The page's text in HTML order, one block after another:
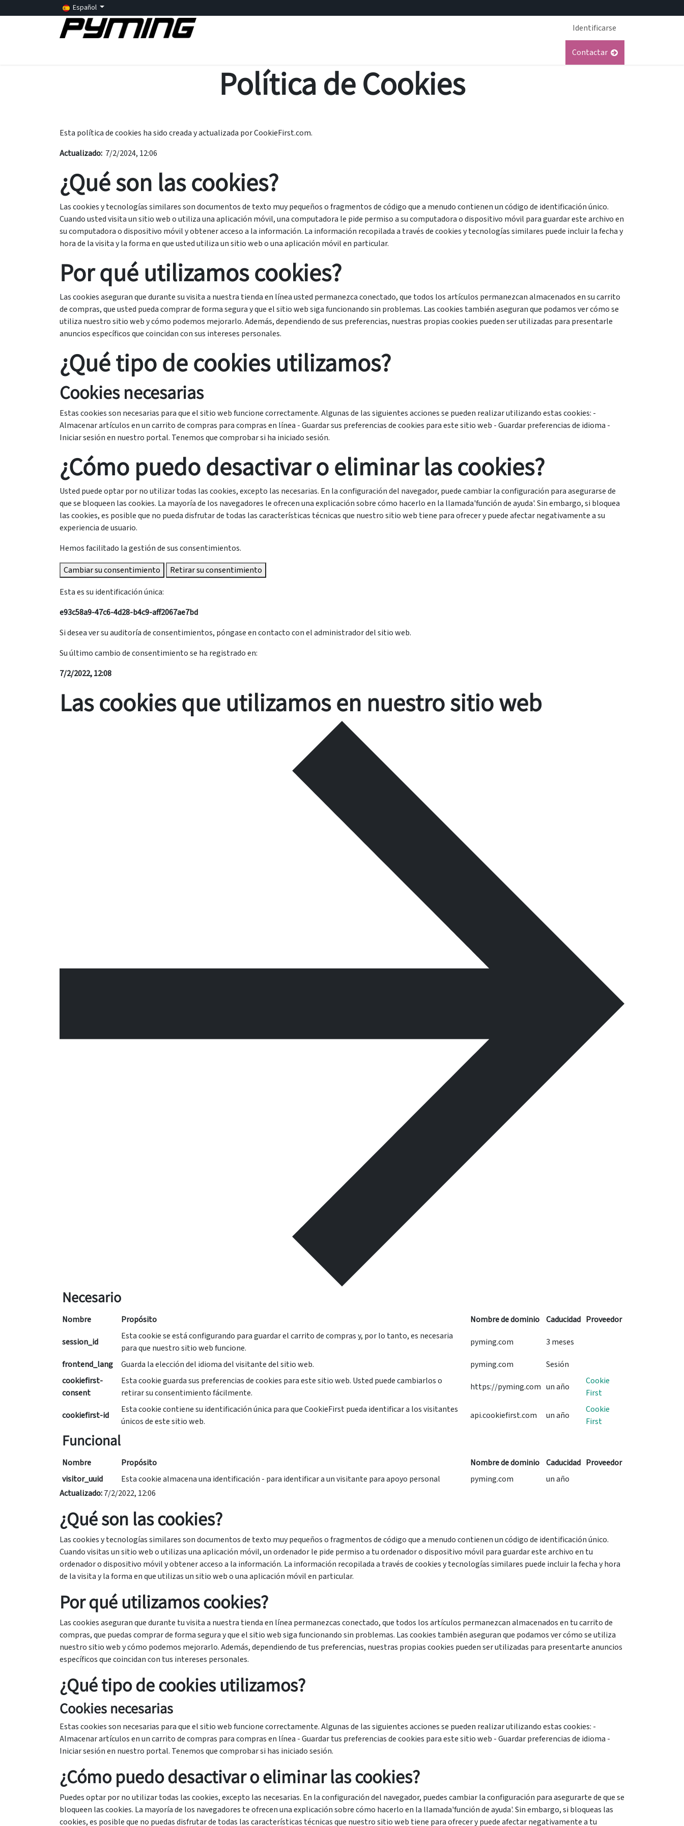
Español
Identificarse
Contactar
Política de Cookies
Esta política de cookies ha sido creada y actualizada por CookieFirst.com.
Actualizado: 7/2/2024, 12:06
¿Qué son las cookies?
Las cookies y tecnologías similares son documentos de texto muy pequeños o fragmentos de código que a menudo contienen un código de identificación único.
Cuando usted visita un sitio web o utiliza una aplicación móvil, una computadora le pide permiso a su computadora o dispositivo móvil para guardar este archivo en
su computadora o dispositivo móvil y obtener acceso a la información. La información recopilada a través de cookies y tecnologías similares puede incluir la fecha y
hora de la visita y la forma en que usted utiliza un sitio web o una aplicación móvil en particular.
Por qué utilizamos cookies?
Las cookies aseguran que durante su visita a nuestra tienda en línea usted permanezca conectado, que todos los artículos permanezcan almacenados en su carrito
de compras, que usted pueda comprar de forma segura y que el sitio web siga funcionando sin problemas. Las cookies también aseguran que podamos ver cómo se
utiliza nuestro sitio web y cómo podemos mejorarlo. Además, dependiendo de sus preferencias, nuestras propias cookies pueden ser utilizadas para presentarle
anuncios específicos que coincidan con sus intereses personales.
¿Qué tipo de cookies utilizamos?
Cookies necesarias
Estas cookies son necesarias para que el sitio web funcione correctamente. Algunas de las siguientes acciones se pueden realizar utilizando estas cookies: -
Almacenar artículos en un carrito de compras para compras en línea - Guardar sus preferencias de cookies para este sitio web - Guardar preferencias de idioma -
Iniciar sesión en nuestro portal. Tenemos que comprobar si ha iniciado sesión.
¿Cómo puedo desactivar o eliminar las cookies?
Usted puede optar por no utilizar todas las cookies, excepto las necesarias. En la configuración del navegador, puede cambiar la configuración para asegurarse de
que se bloqueen las cookies. La mayoría de los navegadores le ofrecen una explicación sobre cómo hacerlo en la llamada'función de ayuda'. Sin embargo, si bloquea
las cookies, es posible que no pueda disfrutar de todas las características técnicas que nuestro sitio web tiene para ofrecer y puede afectar negativamente a su
experiencia de usuario.
Hemos facilitado la gestión de sus consentimientos.
Cambiar su consentimiento
Retirar su consentimiento
Esta es su identificación única:
e93c58a9-47c6-4d28-b4c9-aff2067ae7bd
Si desea ver su auditoría de consentimientos, póngase en contacto con el administrador del sitio web.
Su último cambio de consentimiento se ha registrado en:
7/2/2022, 12:08
Las cookies que utilizamos en nuestro sitio web
Necesario
Nombre Propósito Nombre de dominio Caducidad Proveedor
session_id
Esta cookie se está configurando para guardar el carrito de compras y, por lo tanto, es necesaria
para que nuestro sitio web funcione.
pyming.com
3 meses
frontend_lang
Guarda la elección del idioma del visitante del sitio web. pyming.com
Sesión
cookiefirst-
consent
Esta cookie guarda sus preferencias de cookies para este sitio web. Usted puede cambiarlos o
retirar su consentimiento fácilmente.
https://pyming.com un año
Cookie
First
cookiefirst-id
Esta cookie contiene su identificación única para que CookieFirst pueda identificar a los visitantes
únicos de este sitio web.
api.cookiefirst.com un año
Cookie
First
Funcional
Nombre Propósito Nombre de dominio Caducidad Proveedor
visitor_uuid
Esta cookie almacena una identificación - para identificar a un visitante para apoyo personal pyming.com
un año
Actualizado:7/2/2022, 12:06
¿Qué son las cookies?
Las cookies y tecnologías similares son documentos de texto muy pequeños o fragmentos de código que a menudo contienen un código de identificación único.
Cuando visitas un sitio web o utilizas una aplicación móvil, un ordenador le pide permiso a tu ordenador o dispositivo móvil para guardar este archivo en tu
ordenador o dispositivo móvil y obtener acceso a la información. La información recopilada a través de cookies y tecnologías similares puede incluir la fecha y hora
de la visita y la forma en que utilizas un sitio web o una aplicación móvil en particular.
Por qué utilizamos cookies?
Las cookies aseguran que durante tu visita a nuestra tienda en línea permanezcas conectado, que todos los artículos permanezcan almacenados en tu carrito de
compras, que puedas comprar de forma segura y que el sitio web siga funcionando sin problemas. Las cookies también aseguran que podamos ver cómo se utiliza
nuestro sitio web y cómo podemos mejorarlo. Además, dependiendo de tus preferencias, nuestras propias cookies pueden ser utilizadas para presentarte anuncios
específicos que coincidan con tus intereses personales.
¿Qué tipo de cookies utilizamos?
Cookies necesarias
Estas cookies son necesarias para que el sitio web funcione correctamente. Algunas de las siguientes acciones se pueden realizar utilizando estas cookies: -
Almacenar artículos en un carrito de compras para compras en línea - Guardar tus preferencias de cookies para este sitio web - Guardar preferencias de idioma -
Iniciar sesión en nuestro portal. Tenemos que comprobar si has iniciado sesión.
¿Cómo puedo desactivar o eliminar las cookies?
Puedes optar por no utilizar todas las cookies, excepto las necesarias. En la configuración del navegador, puedes cambiar la configuración para asegurarte de que se
bloqueen las cookies. La mayoría de los navegadores te ofrecen una explicación sobre cómo hacerlo en la llamada'función de ayuda'. Sin embargo, si bloqueas las
cookies, es posible que no puedas disfrutar de todas las características técnicas que nuestro sitio web tiene para ofrecer y puede afectar negativamente a tu